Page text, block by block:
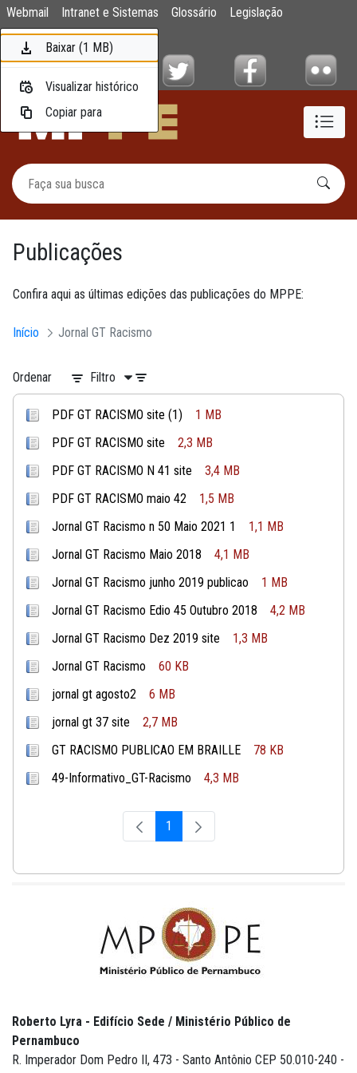
Pular para o Conteúdo principal
Publicações
Webmail Intranet e Sistemas Glossário
Legislação
Mapa do Site
Publicações
Confira aqui as últimas edições das publicações do MPPE:
Início Jornal GT Racismo
Ordenar Filtro
PDF GT RACISMO site (1)
1 MB
PDF GT RACISMO site
2,3 MB
PDF GT RACISMO N 41 site
3,4 MB
PDF GT RACISMO maio 42
1,5 MB
Jornal GT Racismo n 50 Maio 2021 1
1,1 MB
Jornal GT Racismo Maio 2018
4,1 MB
Jornal GT Racismo junho 2019 publicao
1 MB
Jornal GT Racismo Edio 45 Outubro 2018
4,2 MB
Jornal GT Racismo Dez 2019 site
1,3 MB
Jornal GT Racismo
60 KB
jornal gt agosto2
6 MB
jornal gt 37 site
2,7 MB
GT RACISMO PUBLICAO EM BRAILLE
78 KB
49-Informativo_GT-Racismo
4,3 MB
Página
1
Roberto Lyra - Edifício Sede / Ministério Público de
Pernambuco
R. Imperador Dom Pedro II, 473 - Santo Antônio CEP 50.010-240 -
Baixar (1 MB)
Visualizar histórico
Copiar para
Baixar (2,3 MB)
Visualizar histórico
Copiar para
Baixar (3,4 MB)
Visualizar histórico
Copiar para
Baixar (1,5 MB)
Visualizar histórico
Copiar para
Baixar (1,1 MB)
Visualizar histórico
Copiar para
Baixar (4,1 MB)
Visualizar histórico
Copiar para
Baixar (1 MB)
Visualizar histórico
Copiar para